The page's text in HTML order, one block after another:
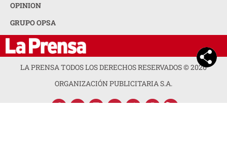
OPINION
GRUPO OPSA
LA PRENSA TODOS LOS DERECHOS RESERVADOS ©2026
ORGANIZACIÓN PUBLICITARIA S.A.